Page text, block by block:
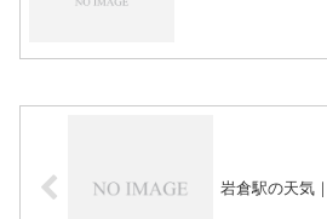
岩倉駅の天気